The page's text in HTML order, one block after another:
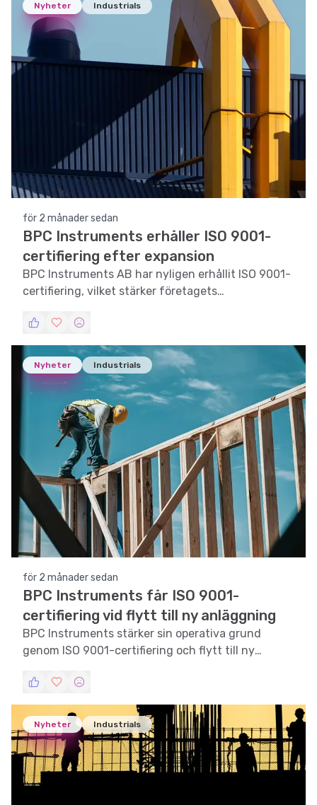
Nyheter Industrials
för 2 månader sedan
BPC Instruments erhåller ISO 9001-
certifiering efter expansion
BPC Instruments AB har nyligen erhållit ISO 9001-
certifiering, vilket stärker företagets
Nyheter Industrials
för 2 månader sedan
BPC Instruments får ISO 9001-
certifiering vid flytt till ny anläggning
BPC Instruments stärker sin operativa grund
genom ISO 9001-certifiering och flytt till ny
Nyheter Industrials